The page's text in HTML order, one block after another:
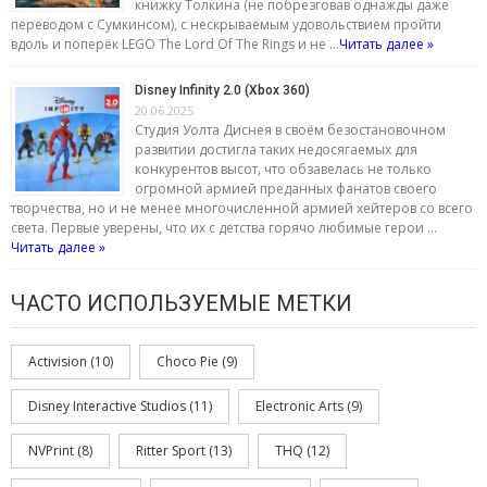
книжку Толкина (не побрезговав однажды даже
переводом с Сумкинсом), с нескрываемым удовольствием пройти
вдоль и поперёк LEGO The Lord Of The Rings и не …Читать далее »
Disney Infinity 2.0 (Xbox 360)
20.06.2025
Студия Уолта Диснея в своём безостановочном
развитии достигла таких недосягаемых для
конкурентов высот, что обзавелась не только
огромной армией преданных фанатов своего
творчества, но и не менее многочисленной армией хейтеров со всего
света. Первые уверены, что их с детства горячо любимые герои …
Читать далее »
ЧАСТО ИСПОЛЬЗУЕМЫЕ МЕТКИ
Activision (10) Choco Pie (9)
Disney Interactive Studios (11) Electronic Arts (9)
NVPrint (8) Ritter Sport (13) THQ (12)